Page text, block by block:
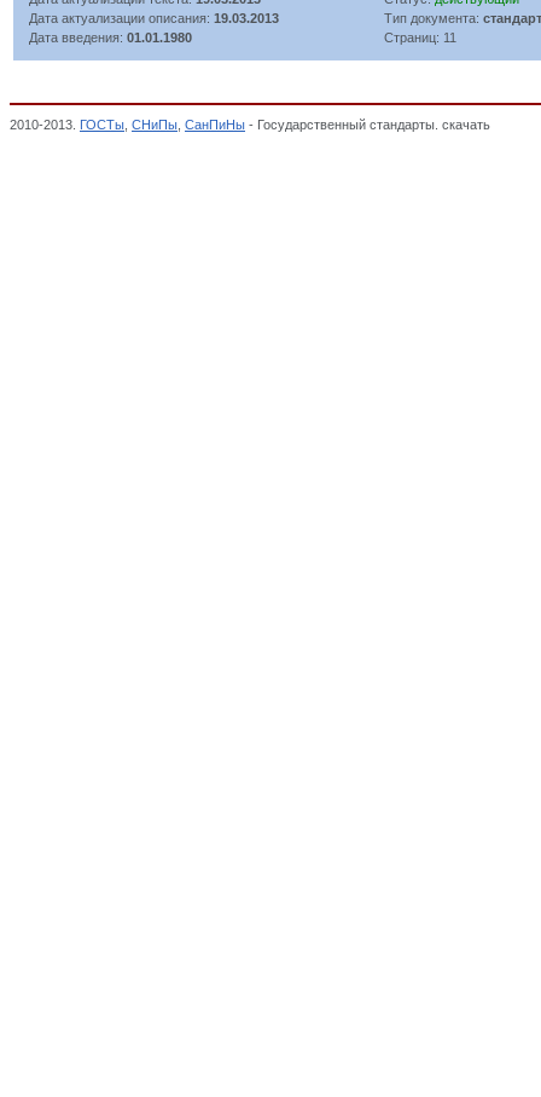
Дата актуализации описания: 19.03.2013 Тип документа: стандарт
Дата введения: 01.01.1980 Страниц: 11
2010-2013. ГОСТы СНиПы СанПиНы - Государственный стандарты. скачать